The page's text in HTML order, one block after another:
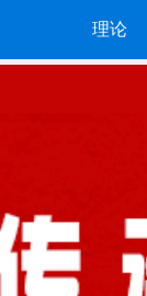
理论